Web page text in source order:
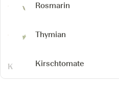
Rosmarin
Thymian
Kirschtomate